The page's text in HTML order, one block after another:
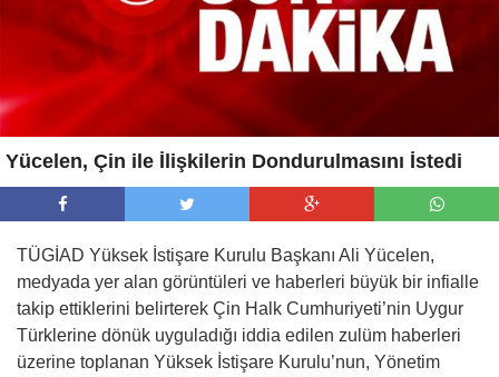
Yücelen, Çin ile İlişkilerin Dondurulmasını İstedi
TÜGİAD Yüksek İstişare Kurulu Başkanı Ali Yücelen,
medyada yer alan görüntüleri ve haberleri büyük bir infialle
takip ettiklerini belirterek Çin Halk Cumhuriyeti’nin Uygur
Türklerine dönük uyguladığı iddia edilen zulüm haberleri
üzerine toplanan Yüksek İstişare Kurulu’nun, Yönetim